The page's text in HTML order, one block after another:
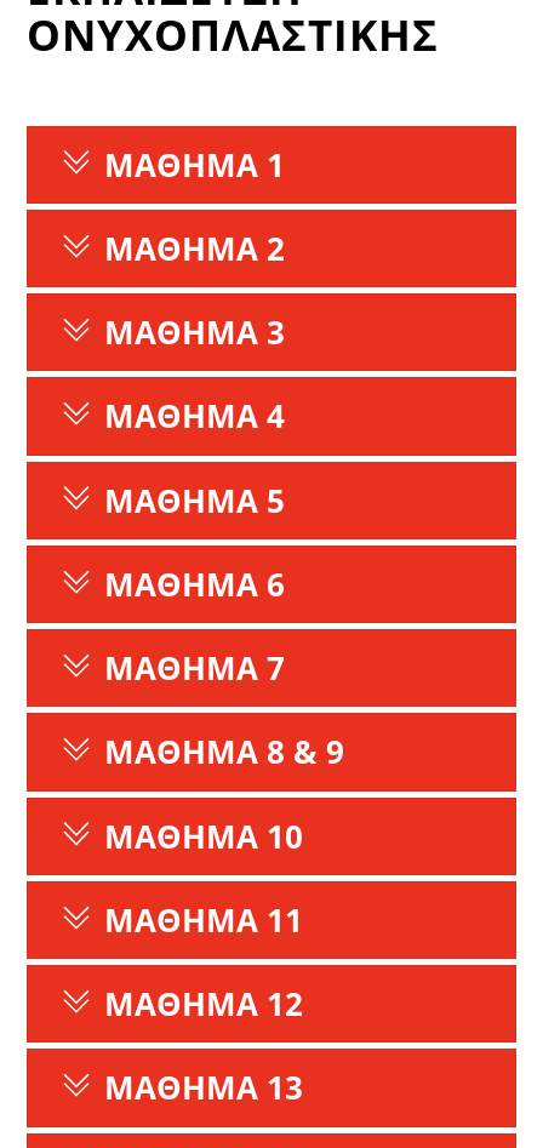
ΟΝΥΧΟΠΛΑΣΤΙΚΗΣ
ΜΑΘΗΜΑ 1
ΜΑΘΗΜΑ 2
ΜΑΘΗΜΑ 3
ΜΑΘΗΜΑ 4
ΜΑΘΗΜΑ 5
ΜΑΘΗΜΑ 6
ΜΑΘΗΜΑ 7
ΜΑΘΗΜΑ 8 & 9
ΜΑΘΗΜΑ 10
ΜΑΘΗΜΑ 11
ΜΑΘΗΜΑ 12
ΜΑΘΗΜΑ 13